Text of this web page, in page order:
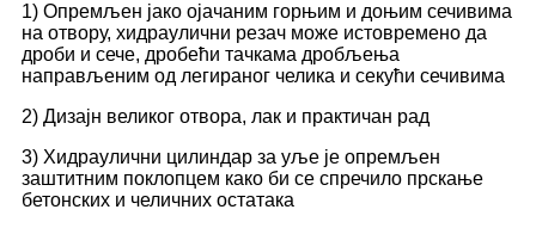
1) Опремљен јако ојачаним горњим и доњим сечивима
на отвору, хидраулични резач може истовремено да
дроби и сече, дробећи тачкама дробљења
направљеним од легираног челика и секући сечивима
2) Дизајн великог отвора, лак и практичан рад
3) Хидраулични цилиндар за уље је опремљен
заштитним поклопцем како би се спречило прскање
бетонских и челичних остатака